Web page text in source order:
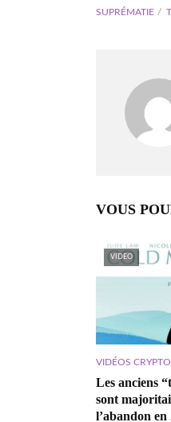
SUPRÉMATIE
VOUS
VIDEO
VIDÉOS CRYPTO
Les anciens
sont
l’abandon